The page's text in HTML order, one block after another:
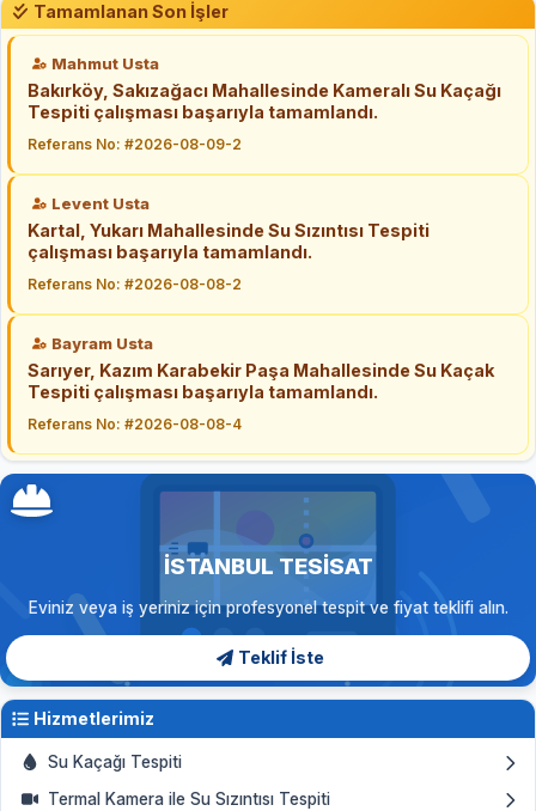
Tamamlanan Son İşler
Mahmut Usta
Bakırköy, Sakızağacı Mahallesinde Kameralı Su Kaçağı
Tespiti çalışması başarıyla tamamlandı.
Referans No: #2026-08-09-2
Levent Usta
Kartal, Yukarı Mahallesinde Su Sızıntısı Tespiti
çalışması başarıyla tamamlandı.
Referans No: #2026-08-08-2
Bayram Usta
Sarıyer, Kazım Karabekir Paşa Mahallesinde Su Kaçak
Tespiti çalışması başarıyla tamamlandı.
Referans No: #2026-08-08-4
İSTANBUL TESISAT
Eviniz veya iş yeriniz için profesyonel tespit ve fiyat teklifi alın.
Teklif İste
Hizmetlerimiz
Su Kaçağı Tespiti
Termal Kamera ile Su Sızıntısı Tespiti